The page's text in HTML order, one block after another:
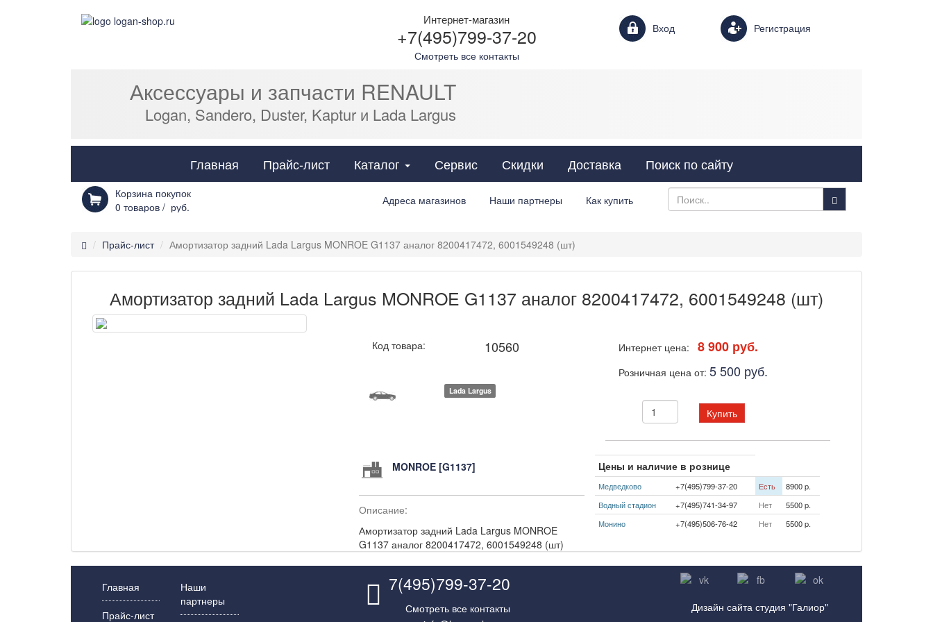
Интернет-магазин
+7(495)799-37-20
Смотреть все контакты
Вход Login form Регистрация
Аксессуары и запчасти RENAULT
Logan, Sandero, Duster, Kaptur и Lada Largus
Главная Прайс-лист Каталог Cats Сервис Скидки Доставка Поиск по сайту
Корзина покупок
0 товаров / руб. Адреса магазинов Наши партнеры Как купить
Прайс-лист Амортизатор задний Lada Largus MONROE G1137 аналог 8200417472, 6001549248 (шт)
Амортизатор задний Lada Largus MONROE G1137 аналог 8200417472, 6001549248 (шт)
Код товара: 10560
Lada Largus
Интернет цена: 8 900 руб.
Розничная цена от: 5 500 руб.
Купить
MONROE [G1137]
Описание:
Амортизатор задний Lada Largus MONROE
G1137 аналог 8200417472, 6001549248 (шт)
Цены и наличие в рознице
Медведково +7(495)799-37-20 Есть
8900 p.
Водный стадион
+7(495)741-34-97 Нет
5500 p.
Монино
+7(495)506-76-42 Нет 5500 p.
Главная
Прайс-лист
Наши
партнеры
7(495)799-37-20
Смотреть все контакты
Дизайн сайта студия "Галиор"